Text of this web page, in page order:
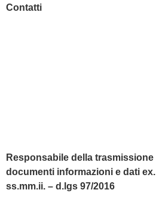
Contatti
Responsabile della
documenti informazioni e dati
ss.mm.ii. – d.lgs 97/2016